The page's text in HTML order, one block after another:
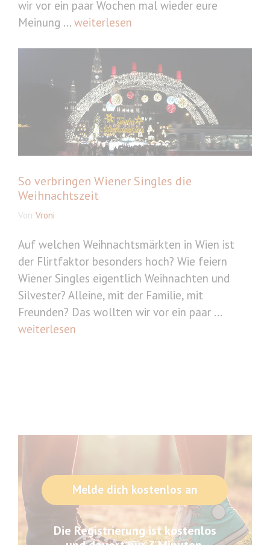
wir vor ein paar Wochen mal wieder eure
Meinung ... weiterlesen
So verbringen Wiener Singles die
Weihnachtszeit
Von Vroni
Auf welchen Weihnachtsmärkten in Wien ist
der Flirtfaktor besonders hoch? Wie feiern
Wiener Singles eigentlich Weihnachten und
Silvester? Alleine, mit der Familie, mit
Freunden? Das wollten wir vor ein paar ...
weiterlesen
Melde dich kostenlos an
Die Registrierung ist kostenlos